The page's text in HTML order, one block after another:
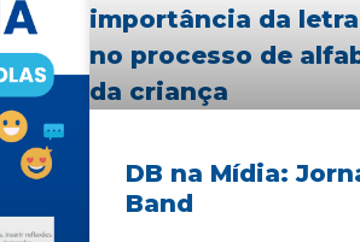
DB na Mídia:
Band